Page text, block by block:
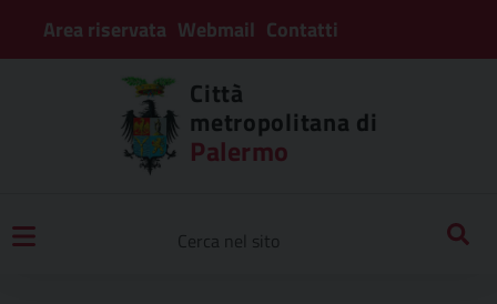
Area riservata Webmail Contatti
Città
metropolitana di
Palermo